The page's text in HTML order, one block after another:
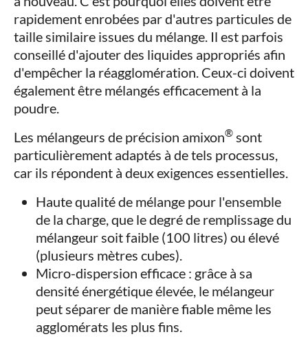
rapidement enrobées par d'autres particules de
taille similaire issues du mélange. Il est parfois
conseillé d'ajouter des liquides appropriés afin
d'empêcher la réagglomération. Ceux-ci doivent
également être mélangés efficacement à la
poudre.
Les mélangeurs de précision amixon® sont
particulièrement adaptés à de tels processus,
car ils répondent à deux exigences essentielles.
Haute qualité de mélange pour l'ensemble
de la charge, que le degré de remplissage du
mélangeur soit faible (100 litres) ou élevé
(plusieurs mètres cubes).
Micro-dispersion efficace : grâce à sa
densité énergétique élevée, le mélangeur
peut séparer de manière fiable même les
agglomérats les plus fins.